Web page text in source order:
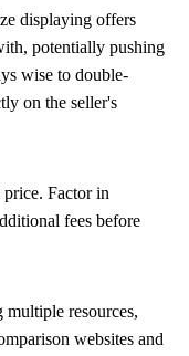
displaying offers
potentially pushing
wise to double-
on the seller's
Factor in
fees before
multiple resources,
websites and